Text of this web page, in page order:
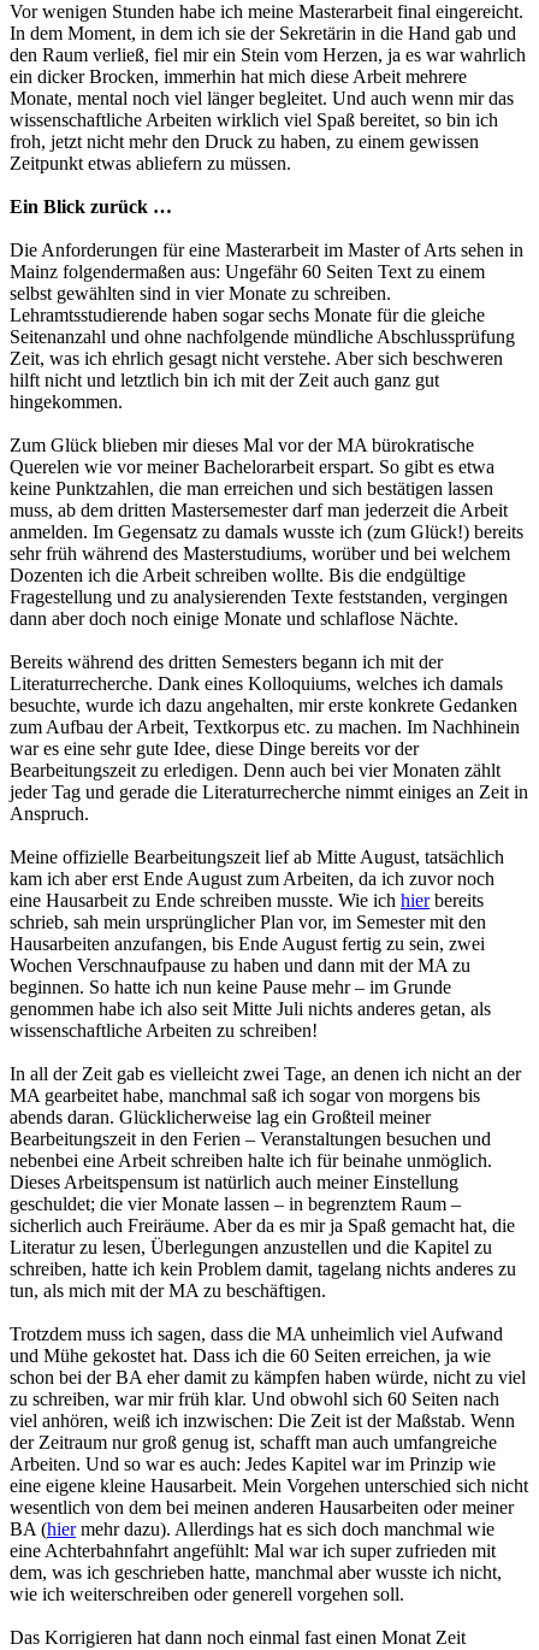
Vor wenigen Stunden habe ich meine Masterarbeit final eingereicht.
In dem Moment, in dem ich sie der Sekretärin in die Hand gab und
den Raum verließ, fiel mir ein Stein vom Herzen, ja es war wahrlich
ein dicker Brocken, immerhin hat mich diese Arbeit mehrere
Monate, mental noch viel länger begleitet. Und auch wenn mir das
wissenschaftliche Arbeiten wirklich viel Spaß bereitet, so bin ich
froh, jetzt nicht mehr den Druck zu haben, zu einem gewissen
Zeitpunkt etwas abliefern zu müssen.
Ein Blick zurück …
Die Anforderungen für eine Masterarbeit im Master of Arts sehen in
Mainz folgendermaßen aus: Ungefähr 60 Seiten Text zu einem
selbst gewählten sind in vier Monate zu schreiben.
Lehramtsstudierende haben sogar sechs Monate für die gleiche
Seitenanzahl und ohne nachfolgende mündliche Abschlussprüfung
Zeit, was ich ehrlich gesagt nicht verstehe. Aber sich beschweren
hilft nicht und letztlich bin ich mit der Zeit auch ganz gut
hingekommen.
Zum Glück blieben mir dieses Mal vor der MA bürokratische
Querelen wie vor meiner Bachelorarbeit erspart. So gibt es etwa
keine Punktzahlen, die man erreichen und sich bestätigen lassen
muss, ab dem dritten Mastersemester darf man jederzeit die Arbeit
anmelden. Im Gegensatz zu damals wusste ich (zum Glück!) bereits
sehr früh während des Masterstudiums, worüber und bei welchem
Dozenten ich die Arbeit schreiben wollte. Bis die endgültige
Fragestellung und zu analysierenden Texte feststanden, vergingen
dann aber doch noch einige Monate und schlaflose Nächte.
Bereits während des dritten Semesters begann ich mit der
Literaturrecherche. Dank eines Kolloquiums, welches ich damals
besuchte, wurde ich dazu angehalten, mir erste konkrete Gedanken
zum Aufbau der Arbeit, Textkorpus etc. zu machen. Im Nachhinein
war es eine sehr gute Idee, diese Dinge bereits vor der
Bearbeitungszeit zu erledigen. Denn auch bei vier Monaten zählt
jeder Tag und gerade die Literaturrecherche nimmt einiges an Zeit in
Anspruch.
Meine offizielle Bearbeitungszeit lief ab Mitte August, tatsächlich
kam ich aber erst Ende August zum Arbeiten, da ich zuvor noch
eine Hausarbeit zu Ende schreiben musste. Wie ich hierbereits
schrieb, sah mein ursprünglicher Plan vor, im Semester mit den
Hausarbeiten anzufangen, bis Ende August fertig zu sein, zwei
Wochen Verschnaufpause zu haben und dann mit der MA zu
beginnen. So hatte ich nun keine Pause mehr – im Grunde
genommen habe ich also seit Mitte Juli nichts anderes getan, als
wissenschaftliche Arbeiten zu schreiben!
In all der Zeit gab es vielleicht zwei Tage, an denen ich nicht an der
MA gearbeitet habe, manchmal saß ich sogar von morgens bis
abends daran. Glücklicherweise lag ein Großteil meiner
Bearbeitungszeit in den Ferien – Veranstaltungen besuchen und
nebenbei eine Arbeit schreiben halte ich für beinahe unmöglich.
Dieses Arbeitspensum ist natürlich auch meiner Einstellung
geschuldet; die vier Monate lassen – in begrenztem Raum –
sicherlich auch Freiräume. Aber da es mir ja Spaß gemacht hat, die
Literatur zu lesen, Überlegungen anzustellen und die Kapitel zu
schreiben, hatte ich kein Problem damit, tagelang nichts anderes zu
tun, als mich mit der MA zu beschäftigen.
Trotzdem muss ich sagen, dass die MA unheimlich viel Aufwand
und Mühe gekostet hat. Dass ich die 60 Seiten erreichen, ja wie
schon bei der BA eher damit zu kämpfen haben würde, nicht zu viel
zu schreiben, war mir früh klar. Und obwohl sich 60 Seiten nach
viel anhören, weiß ich inzwischen: Die Zeit ist der Maßstab. Wenn
der Zeitraum nur groß genug ist, schafft man auch umfangreiche
Arbeiten. Und so war es auch: Jedes Kapitel war im Prinzip wie
eine eigene kleine Hausarbeit. Mein Vorgehen unterschied sich nicht
wesentlich von dem bei meinen anderen Hausarbeiten oder meiner
BA (hiermehr dazu). Allerdings hat es sich doch manchmal wie
eine Achterbahnfahrt angefühlt: Mal war ich super zufrieden mit
dem, was ich geschrieben hatte, manchmal aber wusste ich nicht,
wie ich weiterschreiben oder generell vorgehen soll.
Das Korrigieren hat dann noch einmal fast einen Monat Zeit